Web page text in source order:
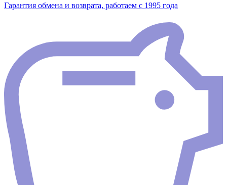
Гарантия обмена и возврата, работаем с 1995 года